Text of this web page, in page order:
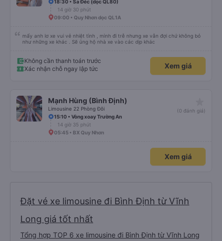
18:30 • Sa Đéc (dọc QL80)
14 giờ 30 phút
09:00 • Quy Nhơn dọc QL1A
mấy anh lơ xe vui vẻ nhiệt tình , mình đi trễ nhưng xe vẫn đợi chứ không bỏ
như những xe khác . Sẽ ủng hộ nhà xe vào các dịp khác
Không cần thanh toán trước
Xác nhận chỗ ngay lập tức
Xem giá
Mạnh Hùng (Bình Định)
Limousine 22 Phòng Đôi
(0 đánh giá)
15:10 • Vòng xoay Trường An
14 giờ 35 phút
05:45 • BX Quy Nhơn
Xem giá
Đặt vé xe limousine đi Bình Định từ Vĩnh
Long giá tốt nhất
Tổng hợp TOP 6 xe limousine đi Bình Định từ Vĩnh Long